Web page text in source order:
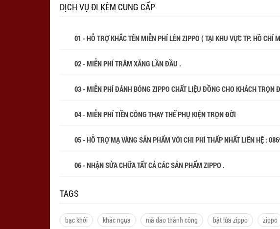
DỊCH VỤ ĐI KÈM CUNG CẤP
01 - HỖ TRỢ KHẮC TÊN MIỄN PHÍ LÊN ZIPPO ( TẠI KHU VỰC TP. HỒ
02 - MIỄN PHÍ TRÂM XĂNG LẦN ĐẦU .
03 - MIỄN PHÍ ĐÁNH BÓNG ZIPPO CHẤT LIỆU ĐỒNG CHO KHÁCH TRỌN
04 - MIỄN PHÍ TIỀN CÔNG THAY THẾ PHỤ KIỆN TRỌN ĐỜI
05 - HỖ TRỢ MẠ VÀNG SẢN PHẨM VỚI CHI PHÍ THẤP NHẤT LIÊN HỆ :
06 - NHẬN SỬA CHỮA TẤT CẢ CÁC SẢN PHẨM ZIPPO .
TAGS
bạc khối khắc ngựa mã đáo thành công bật lửa zippo zippo